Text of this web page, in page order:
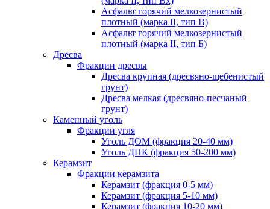
Асфальт горячий мелкозернистый
плотный (марка II, тип В)
Асфальт горячий мелкозернистый
плотный (марка II, тип Б)
Дресва
Фракции дресвы
Дресва крупная (дресвяно-щебенистый
грунт)
Дресва мелкая (дресвяно-песчаный
грунт)
Каменный уголь
Фракции угля
Уголь ДОМ (фракция 20-40 мм)
Уголь ДПК (фракция 50-200 мм)
Керамзит
Фракции керамзита
Керамзит (фракция 0-5 мм)
Керамзит (фракция 5-10 мм)
Керамзит (фракция 10-20 мм)